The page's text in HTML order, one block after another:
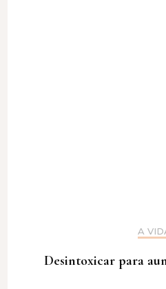
A
Desintoxicar para